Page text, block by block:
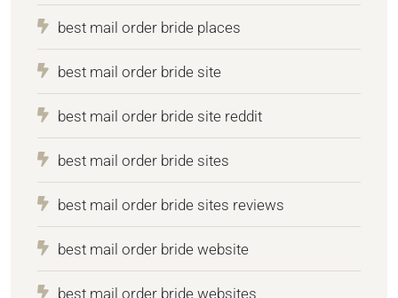
best mail order bride places
best mail order bride site
best mail order bride site reddit
best mail order bride sites
best mail order bride sites reviews
best mail order bride website
best mail order bride websites